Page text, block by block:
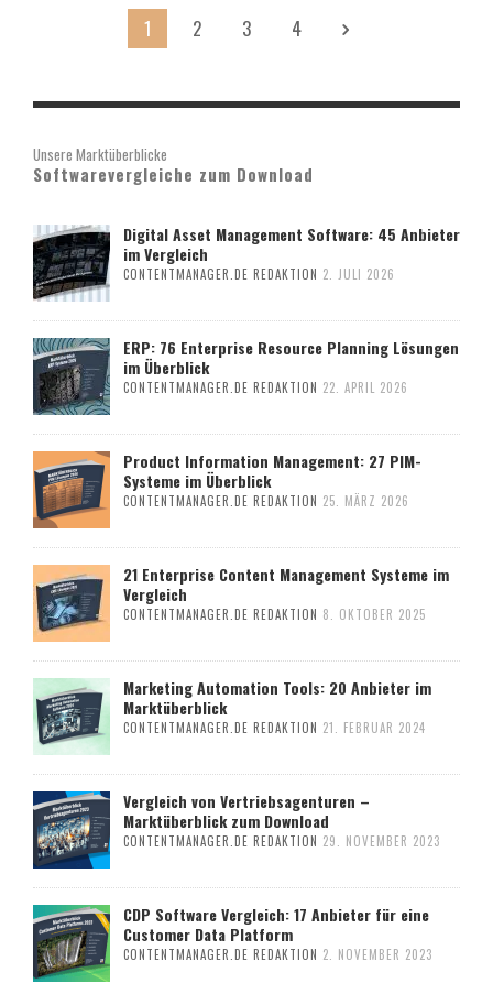
1 2 3 4
Unsere Marktüberblicke
Softwarevergleiche zum Download
Digital Asset Management Software: 45 Anbieter
im Vergleich
CONTENTMANAGER.DE REDAKTION 2. JULI 2026
ERP: 76 Enterprise Resource Planning Lösungen
im Überblick
CONTENTMANAGER.DE REDAKTION 22. APRIL 2026
Product Information Management: 27 PIM-
Systeme im Überblick
CONTENTMANAGER.DE REDAKTION 25. MÄRZ 2026
21 Enterprise Content Management Systeme im
Vergleich
CONTENTMANAGER.DE REDAKTION 8. OKTOBER 2025
Marketing Automation Tools: 20 Anbieter im
Marktüberblick
CONTENTMANAGER.DE REDAKTION 21. FEBRUAR 2024
Vergleich von Vertriebsagenturen –
Marktüberblick zum Download
CONTENTMANAGER.DE REDAKTION 29. NOVEMBER 2023
CDP Software Vergleich: 17 Anbieter für eine
Customer Data Platform
CONTENTMANAGER.DE REDAKTION 2. NOVEMBER 2023